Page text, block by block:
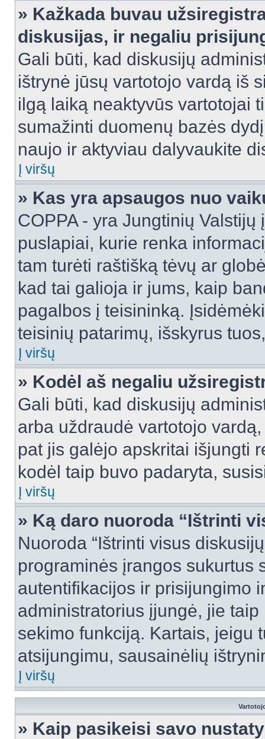
» Kažkada buvau
diskusijas, ir negaliu
Gali būti, kad diskusijų
ištrynė jūsų vartotojo vardą iš
ilgą laiką neaktyvūs vartotojai
sumažinti duomenų bazės
naujo ir aktyviau dalyvaukite
Į viršų
» Kas yra apsaugos nuo
COPPA - yra Jungtinių
puslapiai, kurie renka
tam turėti raštišką tėvų ar
kad tai galioja ir jums, kaip
pagalbos į teisininką.
teisinių patarimų, išskyrus
Į viršų
» Kodėl aš negaliu
Gali būti, kad diskusijų
arba uždraudė vartotojo
pat jis galėjo apskritai išjungti
kodėl taip buvo padaryta,
Į viršų
» Ką daro nuoroda “Ištrinti
Nuoroda “Ištrinti visus
programinės įrangos sukurtus
autentifikacijos ir prisijungimo
administratorius įjungė, jie
sekimo funkciją. Kartais, jeigu
atsijungimu, sausainėlių
Į viršų
» Kaip pasikeisi savo